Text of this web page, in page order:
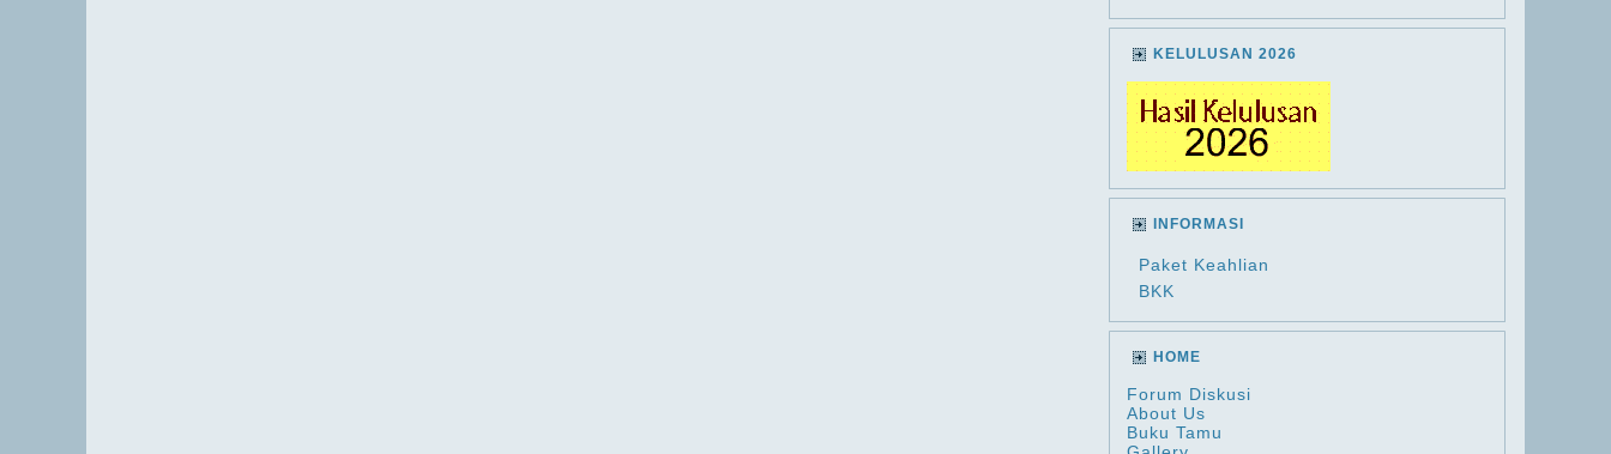
KELULUSAN 2026
INFORMASI
Paket Keahlian
BKK
HOME
Forum Diskusi
About Us
Buku Tamu